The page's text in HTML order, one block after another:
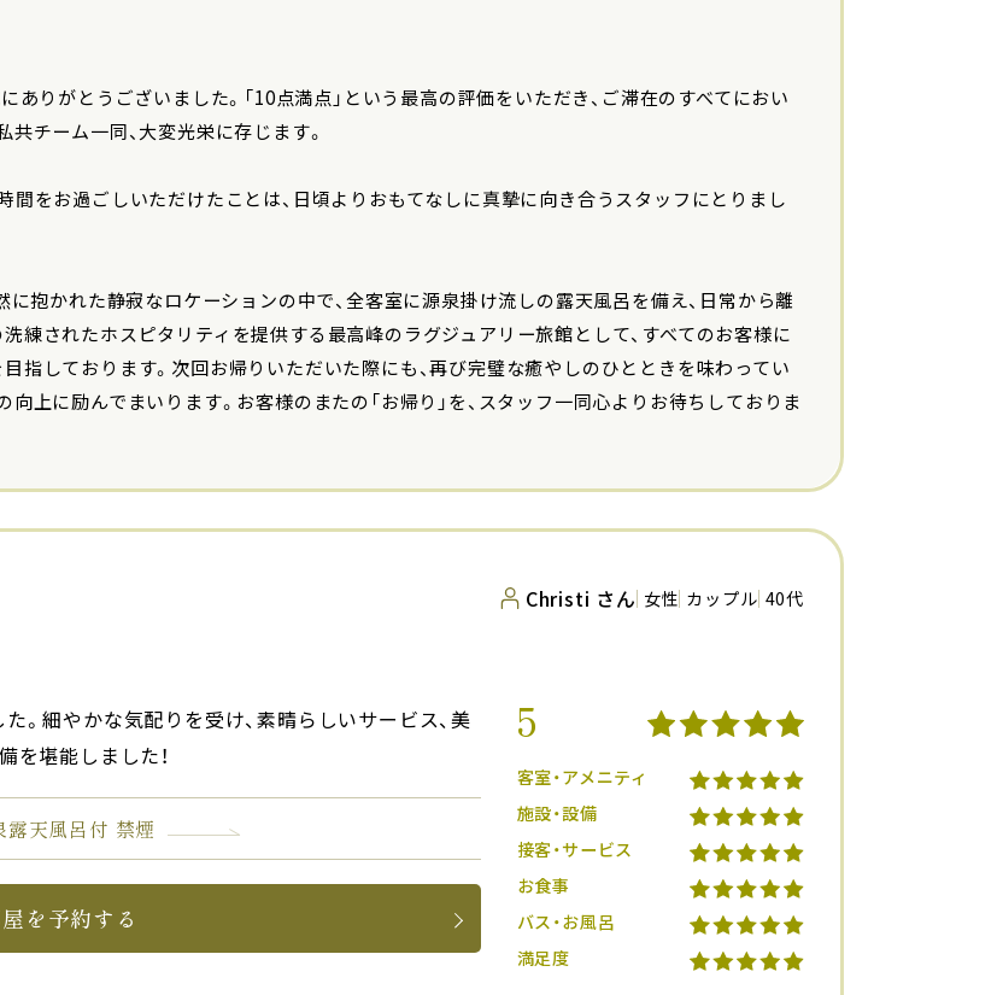
ありがとうございました。「10点満点」という最高の評価をいただき、ご滞在のすべてにおい
チーム一同、大変光栄に存じます。
間をお過ごしいただけたことは、日頃よりおもてなしに真摯に向き合うスタッフにとりまし
に抱かれた静寂なロケーションの中で、全客室に源泉掛け流しの露天風呂を備え、日常から離
練されたホスピタリティを提供する最高峰のラグジュアリー旅館として、すべてのお客様に
指しております。次回お帰りいただいた際にも、再び完璧な癒やしのひとときを味わってい
上に励んでまいります。お客様のまたの「お帰り」を、スタッフ一同心よりお待ちしておりま
Christi さん 女性 カップル 40代
。細やかな気配りを受け、素晴らしいサービス、美
を堪能しました！
天風呂付 禁煙
を予約する
5
客室・アメニティ
施設・設備
接客・サービス
お食事
バス・お風呂
満足度